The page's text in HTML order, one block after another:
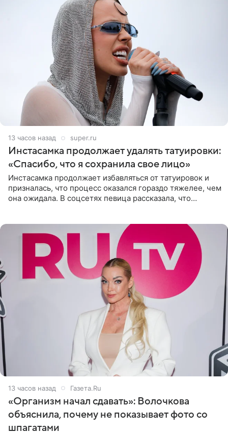
13 часов назад super.ru
Инстасамка продолжает удалять татуировки:
«Спасибо, что я сохранила свое лицо»
Инстасамка продолжает избавляться от татуировок и
призналась, что процесс оказался гораздо тяжелее, чем
она ожидала. В соцсетях певица рассказала, что
13 часов назад Газета.Ru
«Организм начал сдавать»: Волочкова
объяснила, почему не показывает фото со
шпагатами